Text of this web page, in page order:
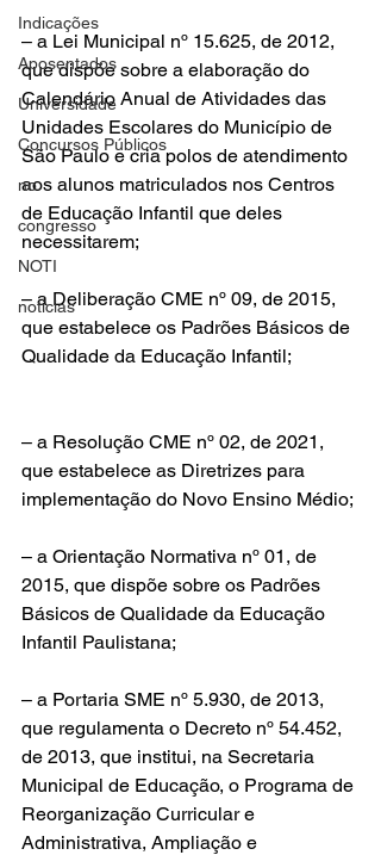
Indicações
Aposentados
Universidade
Concursos Públicos
no
congresso
NOTI
noticias
– a Lei Municipal nº 15.625, de 2012,
que dispõe sobre a elaboração do
Calendário Anual de Atividades das
Unidades Escolares do Município de
São Paulo e cria polos de atendimento
aos alunos matriculados nos Centros
de Educação Infantil que deles
necessitarem;
– a Deliberação CME nº 09, de 2015,
que estabelece os Padrões Básicos de
Qualidade da Educação Infantil;
– a Resolução CME nº 02, de 2021,
que estabelece as Diretrizes para
implementação do Novo Ensino Médio;
– a Orientação Normativa nº 01, de
2015, que dispõe sobre os Padrões
Básicos de Qualidade da Educação
Infantil Paulistana;
– a Portaria SME nº 5.930, de 2013,
que regulamenta o Decreto nº 54.452,
de 2013, que institui, na Secretaria
Municipal de Educação, o Programa de
Reorganização Curricular e
Administrativa, Ampliação e